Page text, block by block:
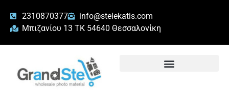
2310870377
info@stelekatis.com
Μπιζανίου 13 ΤΚ 54640 Θεσσαλονίκη